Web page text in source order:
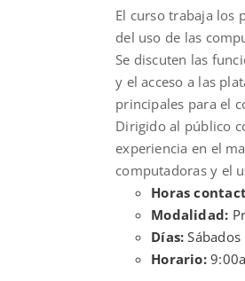
$300.00.
El curso trabaja los
del uso de las
Se discuten las
y el acceso a las
principales para el
Dirigido al público
experiencia en el
computadoras y el
Horas
Modalidad:
Días: Sábados
Horario: